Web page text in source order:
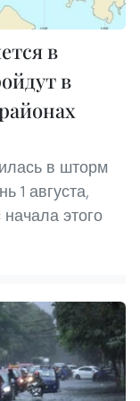
в
в
в шторм
1 августа,
этого